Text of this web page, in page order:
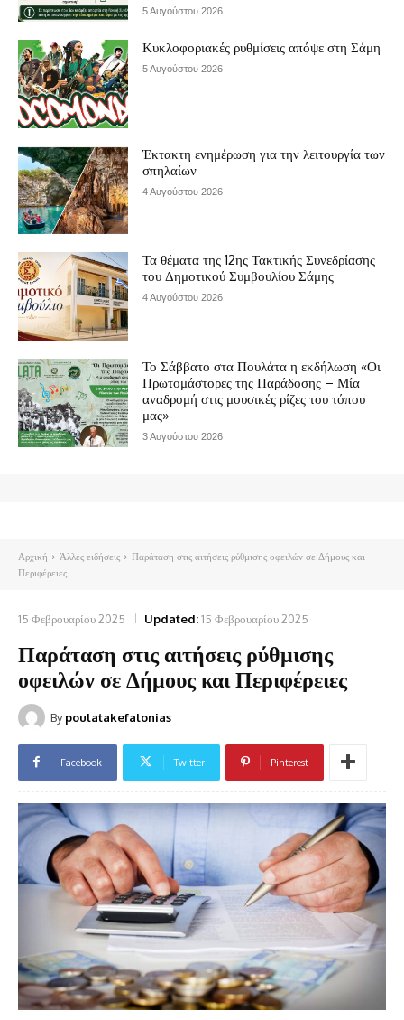
5 Αυγούστου 2026
Κυκλοφοριακές ρυθμίσεις απόψε στη Σάμη
5 Αυγούστου 2026
Έκτακτη ενημέρωση για την λειτουργία των
σπηλαίων
4 Αυγούστου 2026
Τα θέματα της 12ης Τακτικής Συνεδρίασης
του Δημοτικού Συμβουλίου Σάμης
4 Αυγούστου 2026
Το Σάββατο στα Πουλάτα η εκδήλωση «Οι
Πρωτομάστορες της Παράδοσης – Μία
αναδρομή στις μουσικές ρίζες του τόπου
μας»
3 Αυγούστου 2026